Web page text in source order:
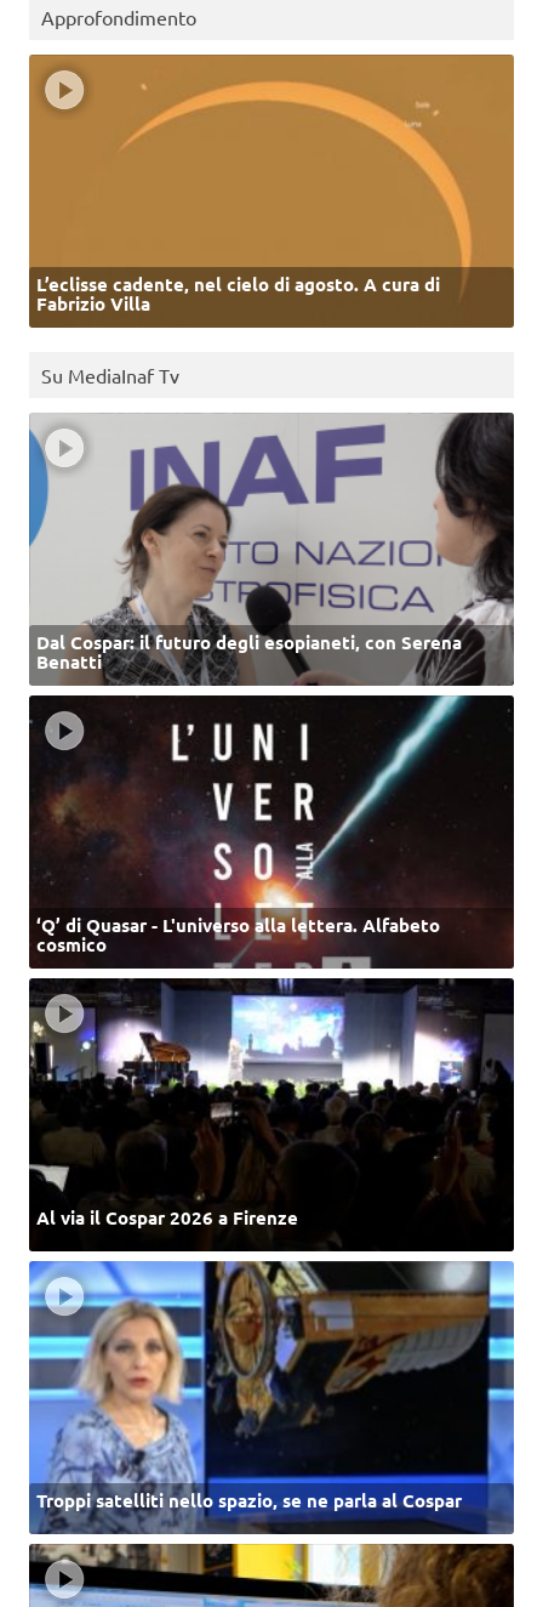
Approfondimento
L’eclisse cadente, nel cielo di agosto. A cura di
Fabrizio Villa
Su MediaInaf Tv
Dal Cospar: il futuro degli esopianeti, con Serena
Benatti
‘Q’ di Quasar - L'universo alla lettera. Alfabeto
cosmico
Al via il Cospar 2026 a Firenze
Troppi satelliti nello spazio, se ne parla al Cospar